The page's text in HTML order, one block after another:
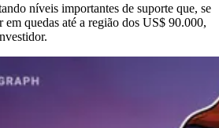
níveis importantes de suporte que, se
em quedas até a região dos US$ 90.000,